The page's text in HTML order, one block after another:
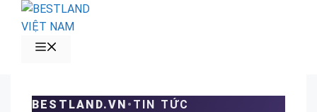
Chuyển
BESTLAND.VN • TIN TỨC